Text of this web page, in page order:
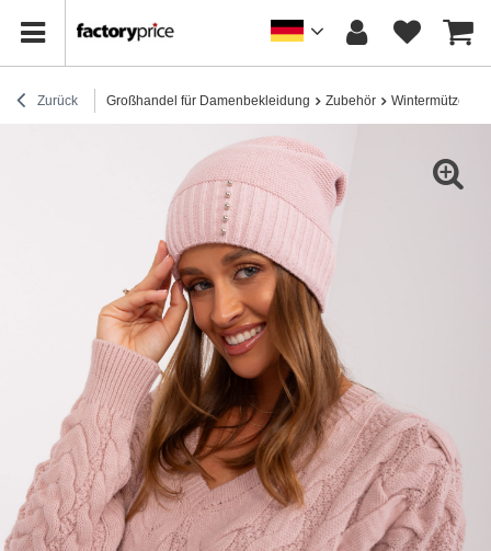
Zurück Großhandel für Damenbekleidung Zubehör Wintermützen